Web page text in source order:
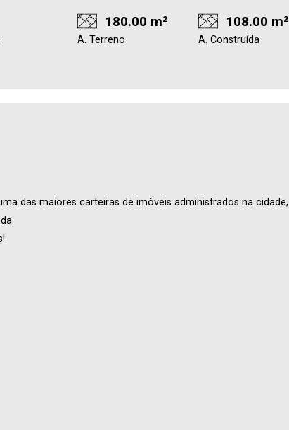
180.00 m²
A. Terreno
108.00 m²
A. Construída
das maiores carteiras de imóveis administrados na cidade,